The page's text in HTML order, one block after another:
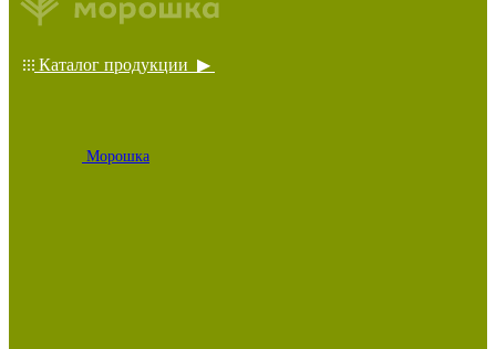
Каталог продукции ▶
Морошка